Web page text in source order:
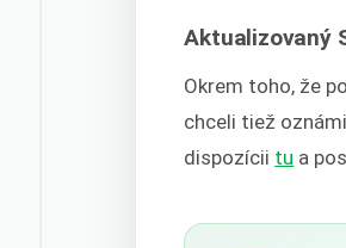
Aktualizovaný
Okrem toho, že
chceli tiež
dispozícii tu a